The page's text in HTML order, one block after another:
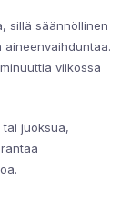
sillä säännöllinen
viikossa
juoksua,